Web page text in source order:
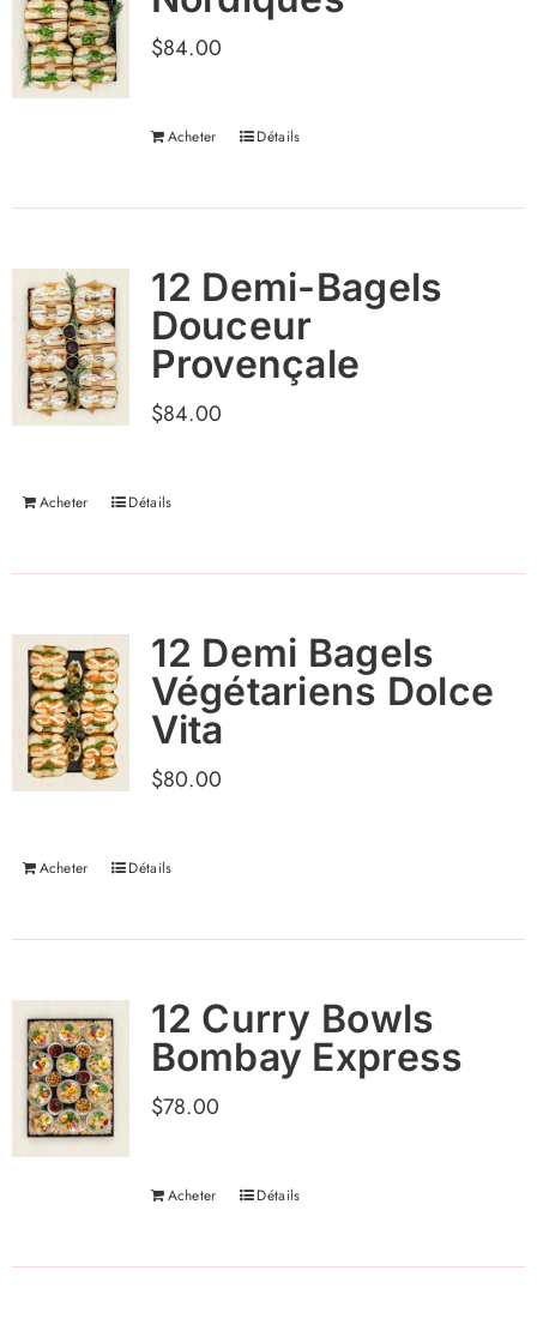
$84.00
Acheter Détails
12 Demi-Bagels
Douceur
Provençale
$84.00
Acheter Détails
12 Demi Bagels
Végétariens Dolce
Vita
$80.00
Acheter Détails
12 Curry Bowls
Bombay Express
$78.00
Acheter Détails